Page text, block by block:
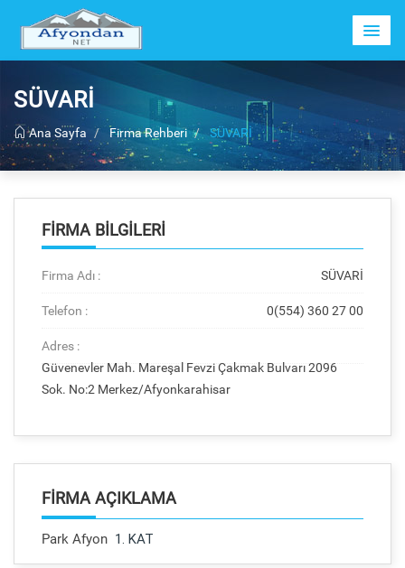
SÜVARİ
Ana Sayfa Firma Rehberi SÜVARİ
FIRMA BILGILERI
Firma Adı : SÜVARİ
Telefon : 0(554) 360 27 00
Adres :
Güvenevler Mah. Mareşal Fevzi Çakmak Bulvarı 2096
Sok. No:2 Merkez/Afyonkarahisar
FIRMA AÇIKLAMA
Park Afyon 1. KAT